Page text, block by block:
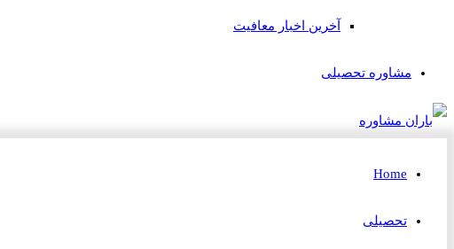
آخرین اخبار معافیت
مشاوره تحصیلی
Home
تحصیلی